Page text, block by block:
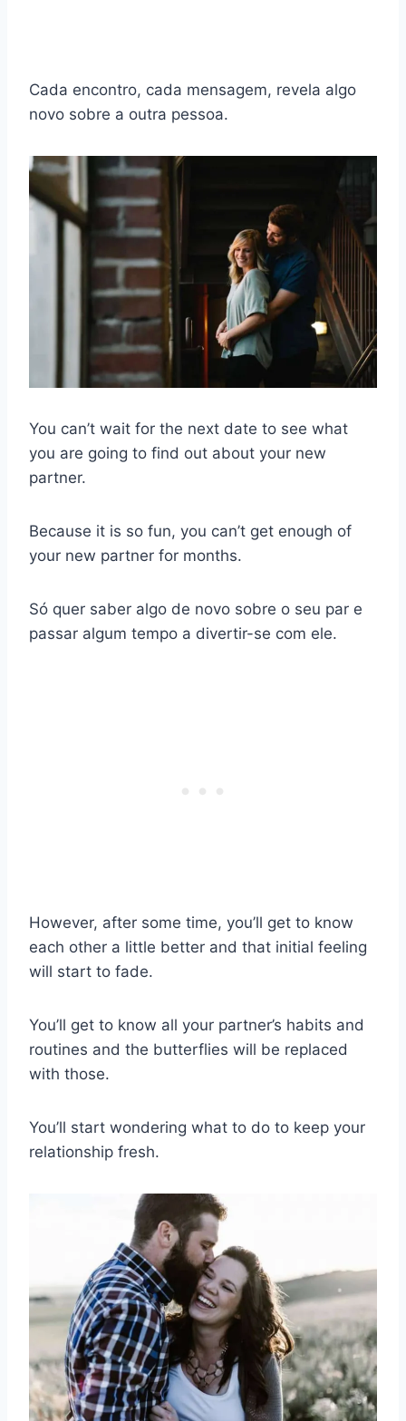
Cada encontro, cada mensagem, revela algo
novo sobre a outra pessoa.
You can’t wait for the next date to see what
you are going to find out about your new
partner.
Because it is so fun, you can’t get enough of
your new partner for months.
Só quer saber algo de novo sobre o seu par e
passar algum tempo a divertir-se com ele.
However, after some time, you’ll get to know
each other a little better and that initial feeling
will start to fade.
You’ll get to know all your partner’s habits and
routines and the butterflies will be replaced
with those.
You’ll start wondering what to do to keep your
relationship fresh.